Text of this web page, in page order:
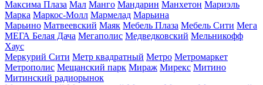
Максима Плаза Мал Манго Мандарин Манхетон Мариэль
Марка Маркос-Молл Мармелад Марьина
Марьино Матвеевский Маяк Мебель Плаза Мебель Сити Мега
МЕГА Белая Дача Мегаполис Медведковский Мельникофф
Хаус
Меркурий Сити Метр квадратный Метро Метромаркет
Метрополис Мещанский парк Мираж Мирекс Митино
Митинский радиорынок